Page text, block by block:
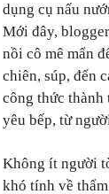
dụng cụ nấu
Mới đây,
nồi cô mê mẩn
chiên, súp, đến
công thức thành
yêu bếp, từ
Không ít người
khó tính về